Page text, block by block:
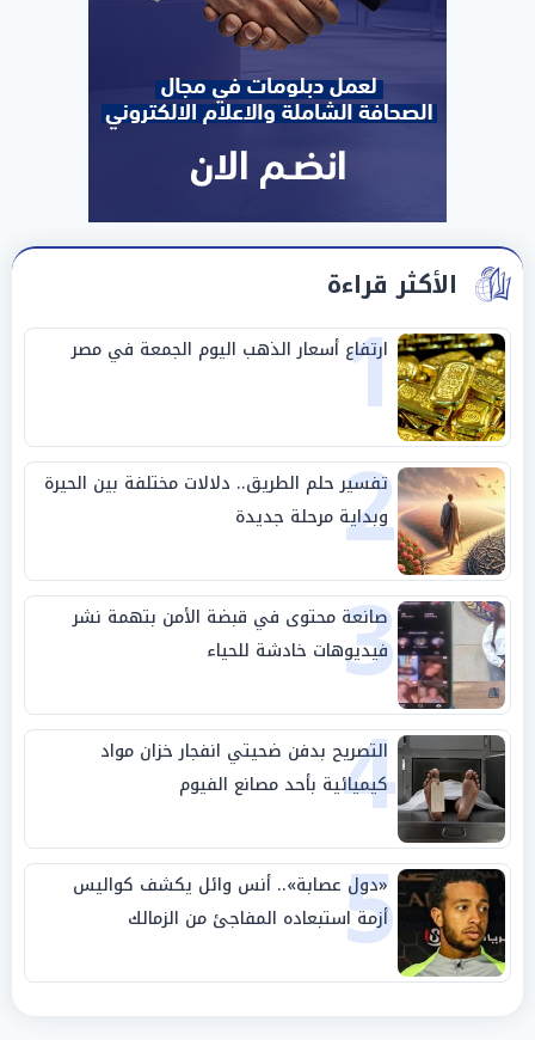
الأكثر قراءة
1
ارتفاع أسعار الذهب اليوم الجمعة في مصر
2
تفسير حلم الطريق.. دلالات مختلفة بين الحيرة
وبداية مرحلة جديدة
3
صانعة محتوى في قبضة الأمن بتهمة نشر
فيديوهات خادشة للحياء
4
التصريح بدفن ضحيتي انفجار خزان مواد
كيميائية بأحد مصانع الفيوم
5
«دول عصابة».. أنس وائل يكشف كواليس
أزمة استبعاده المفاجئ من الزمالك